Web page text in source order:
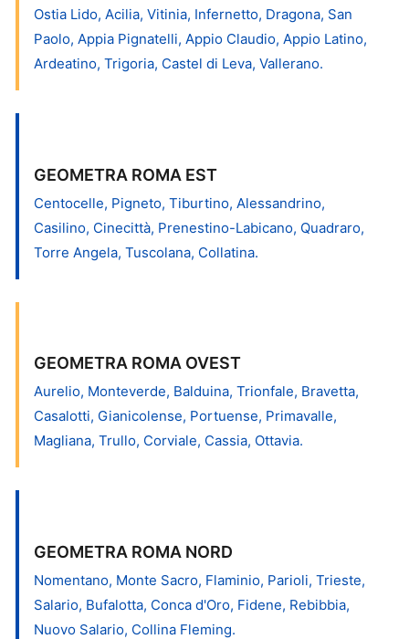
Ostia Lido, Acilia, Vitinia, Infernetto, Dragona, San
Paolo, Appia Pignatelli, Appio Claudio, Appio Latino,
Ardeatino, Trigoria, Castel di Leva, Vallerano.
GEOMETRA ROMA EST
Centocelle, Pigneto, Tiburtino, Alessandrino,
Casilino, Cinecittà, Prenestino-Labicano, Quadraro,
Torre Angela, Tuscolana, Collatina.
GEOMETRA ROMA OVEST
Aurelio, Monteverde, Balduina, Trionfale, Bravetta,
Casalotti, Gianicolense, Portuense, Primavalle,
Magliana, Trullo, Corviale, Cassia, Ottavia.
GEOMETRA ROMA NORD
Nomentano, Monte Sacro, Flaminio, Parioli, Trieste,
Salario, Bufalotta, Conca d'Oro, Fidene, Rebibbia,
Nuovo Salario, Collina Fleming.